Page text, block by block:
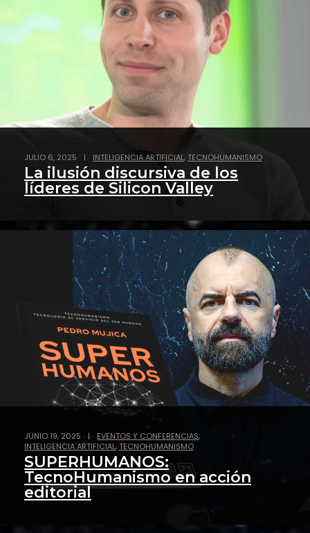
JULIO 6, 2025 | INTELIGENCIA ARTIFICIAL, TECNOHUMANISMO
La ilusión discursiva de los
líderes de Silicon Valley
JUNIO 19, 2025 | EVENTOS Y CONFERENCIAS,
INTELIGENCIA ARTIFICIAL,TECNOHUMANISMO
SUPERHUMANOS:
TecnoHumanismo en acción
editorial